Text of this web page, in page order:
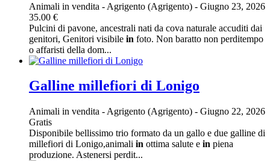
Animali in vendita - Agrigento (Agrigento) - Giugno 23, 2026
35.00 €
Pulcini di pavone, ancestrali nati da cova naturale accuditi dai
genitori, Genitori visibile in foto. Non baratto non perditempo
o affaristi della dom...
Galline millefiori di Lonigo
Animali in vendita - Agrigento (Agrigento) - Giugno 22, 2026
Gratis
Disponibile bellissimo trio formato da un gallo e due galline di
millefiori di Lonigo,animali in ottima salute e in piena
produzione. Astenersi perdit...